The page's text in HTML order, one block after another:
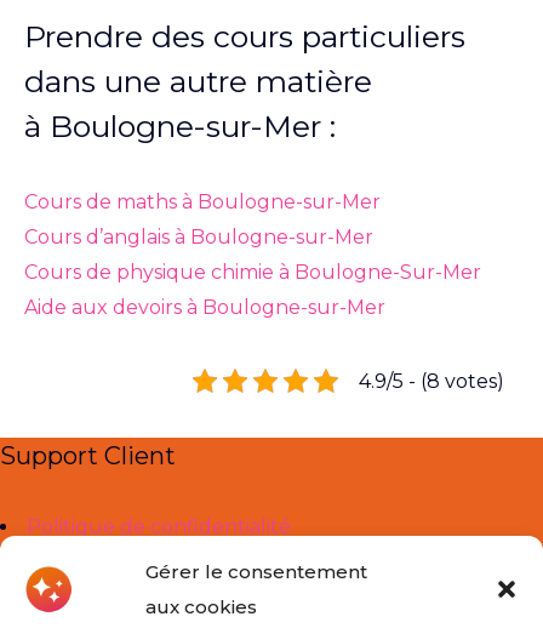
Gérer le consentement
aux cookies
Prendre des cours particuliers
dans une autre matière
à Boulogne-sur-Mer :
Cours de maths à Boulogne-sur-Mer
Cours d’anglais à Boulogne-sur-Mer
Cours de physique chimie à Boulogne-Sur-Mer
Aide aux devoirs à Boulogne-sur-Mer
4.9/5 - (8 votes)
Support Client
Politique de confidentialité
Mentions légales